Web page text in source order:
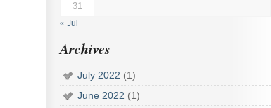
31
« Jul
Archives
July 2022 (1)
June 2022 (1)